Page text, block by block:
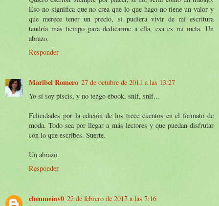
Eso no significa que no crea que lo que hago no tiene un valor y
que merece tener un precio, si pudiera vivir de mi escritura
tendría más tiempo para dedicarme a ella, esa es mi meta. Un
abrazo.
Responder
Maribel Romero 27 de octubre de 2011 a las 13:27
Yo sí soy piscis, y no tengo ebook, snif, snif...
Felicidades por la edición de los trece cuentos en el formato de
moda. Todo sea por llegar a más lectores y que puedan disfrutar
con lo que escribes. Suerte.
Un abrazo.
Responder
chenmeinv0 22 de febrero de 2017 a las 7:16